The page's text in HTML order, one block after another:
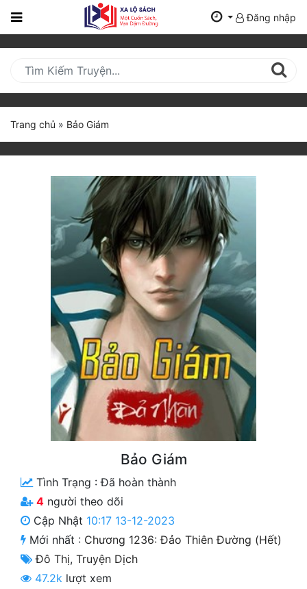
Trang
Mới
Cập
Nhật
(current)
Truyện Mới Ra
Truyện Convert
Truyện Dịch
Truyện Nhập Môn
Xa Lộ Dịch
Cung Đấu
Đăng nhập
Trang chủ » Bảo Giám
Bảo Giám
Tình Trạng :Đã hoàn thành
4 người theo dõi
Cập Nhật 10:17 13-12-2023
Mới nhất : Chương 1236: Đảo Thiên Đường (Hết)
Đô Thị, Truyện Dịch
47.2k lượt xem